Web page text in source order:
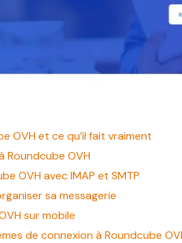
OVH et ce qu’il fait vraiment
Roundcube OVH
OVH avec IMAP et SMTP
sa messagerie
sur mobile
de connexion à Roundcube